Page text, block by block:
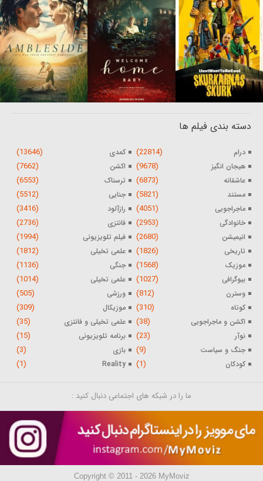
دسته بندی فیلم ها
درام (22814) کمدی (13646)
هیجان انگیز (9678) اکشن (7662)
عاشقانه (6873) ترسناک (6553)
مستند (5821) جنایی (5512)
ماجراجویی (4051) رازآلود (3416)
خانوادگی (2953) فانتزی (2736)
انیمیشن (2680) فیلم تلویزیونی (1994)
تاریخی (1826) علمی تخیلی (1812)
موزیک (1568) جنگی (1136)
بیوگرافی (1027) علمی تخیلی (1014)
وسترن (812) ورزشی (505)
کوتاه (310) موزیکال (309)
اکشن و ماجراجویی (38) علمی تخیلی و فانتزی (35)
نوآر (23) برنامه تلویزیونی (15)
جنگ و سیاست (9) بازی (3)
کودکان (1)
Reality
(1)
ما را در شبکه های اجتماعی دنبال کنید :
Copyright © 2011 - 2026 MyMoviz